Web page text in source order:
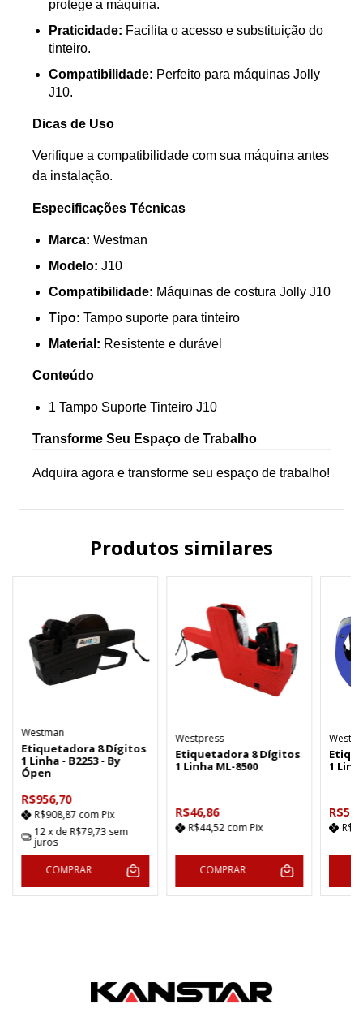
protege a máquina.
Praticidade: Facilita o acesso e substituição do
tinteiro.
Compatibilidade: Perfeito para máquinas Jolly
J10.
Dicas de Uso
Verifique a compatibilidade com sua máquina antes
da instalação.
Especificações Técnicas
Marca: Westman
Modelo: J10
Compatibilidade: Máquinas de costura Jolly J10
Tipo: Tampo suporte para tinteiro
Material: Resistente e durável
Conteúdo
1 Tampo Suporte Tinteiro J10
Transforme Seu Espaço de Trabalho
Adquira agora e transforme seu espaço de trabalho!
Produtos similares
Westman
Etiquetadora 8 Dígitos
1 Linha - B2253 - By
Ópen
R$956,70
R$908,87 com Pix
12x de R$79,73 sem
juros
COMPRAR
Westpress
Etiquetadora 8 Dígitos
1 Linha ML-8500
R$46,86
R$44,52 com Pix
COMPRAR
1